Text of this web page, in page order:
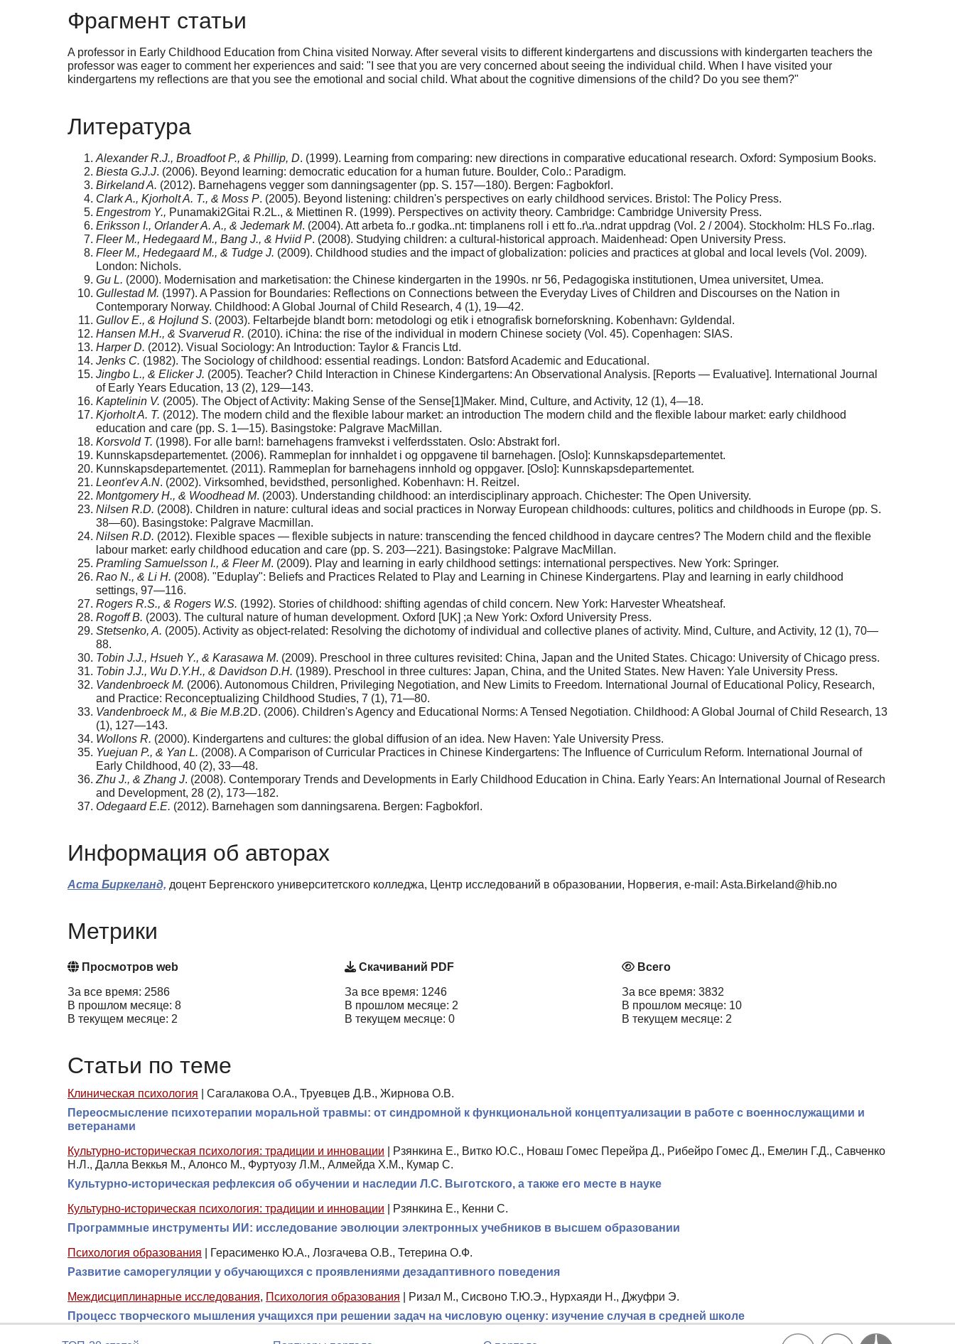
Фрагмент статьи
A professor in Early Childhood Education from China visited Norway. After several visits to different kindergartens and discussions with kindergarten teachers the
professor was eager to comment her experiences and said: "I see that you are very concerned about seeing the individual child. When I have visited your
kindergartens my reflections are that you see the emotional and social child. What about the cognitive dimensions of the child? Do you see them?"
Литература
Alexander R.J., Broadfoot P., & Phillip, D. (1999). Learning from comparing: new directions in comparative educational research. Oxford: Symposium Books.
Biesta G.J.J. (2006). Beyond learning: democratic education for a human future. Boulder, Colo.: Paradigm.
Birkeland A. (2012). Barnehagens vegger som danningsagenter (pp. S. 157—180). Bergen: Fagbokforl.
Clark A., Kjorholt A. T., & Moss P. (2005). Beyond listening: children's perspectives on early childhood services. Bristol: The Policy Press.
Engestrom Y., Punamaki2Gitai R.2L., & Miettinen R. (1999). Perspectives on activity theory. Cambridge: Cambridge University Press.
Eriksson I., Orlander A. A., & Jedemark M. (2004). Att arbeta fo..r godka..nt: timplanens roll i ett fo..r\a..ndrat uppdrag (Vol. 2 / 2004). Stockholm: HLS Fo..rlag.
Fleer M., Hedegaard M., Bang J., & Hviid P. (2008). Studying children: a cultural-historical approach. Maidenhead: Open University Press.
Fleer M., Hedegaard M., & Tudge J. (2009). Childhood studies and the impact of globalization: policies and practices at global and local levels (Vol. 2009).
London: Nichols.
Gu L. (2000). Modernisation and marketisation: the Chinese kindergarten in the 1990s. nr 56, Pedagogiska institutionen, Umea universitet, Umea.
Gullestad M. (1997). A Passion for Boundaries: Reflections on Connections between the Everyday Lives of Children and Discourses on the Nation in
Contemporary Norway. Childhood: A Global Journal of Child Research, 4 (1), 19—42.
Gullov E., & Hojlund S. (2003). Feltarbejde blandt born: metodologi og etik i etnografisk borneforskning. Kobenhavn: Gyldendal.
Hansen M.H., & Svarverud R. (2010). iChina: the rise of the individual in modern Chinese society (Vol. 45). Copenhagen: SIAS.
Harper D. (2012). Visual Sociology: An Introduction: Taylor & Francis Ltd.
Jenks C. (1982). The Sociology of childhood: essential readings. London: Batsford Academic and Educational.
Jingbo L., & Elicker J. (2005). Teacher? Child Interaction in Chinese Kindergartens: An Observational Analysis. [Reports — Evaluative]. International Journal
of Early Years Education, 13 (2), 129—143.
Kaptelinin V. (2005). The Object of Activity: Making Sense of the Sense[1]Maker. Mind, Culture, and Activity, 12 (1), 4—18.
Kjorholt A. T. (2012). The modern child and the flexible labour market: an introduction The modern child and the flexible labour market: early childhood
education and care (pp. S. 1—15). Basingstoke: Palgrave MacMillan.
Korsvold T. (1998). For alle barn!: barnehagens framvekst i velferdsstaten. Oslo: Abstrakt forl.
Kunnskapsdepartementet. (2006). Rammeplan for innhaldet i og oppgavene til barnehagen. [Oslo]: Kunnskapsdepartementet.
Kunnskapsdepartementet. (2011). Rammeplan for barnehagens innhold og oppgaver. [Oslo]: Kunnskapsdepartementet.
Leont'ev A.N. (2002). Virksomhed, bevidsthed, personlighed. Kobenhavn: H. Reitzel.
Montgomery H., & Woodhead M. (2003). Understanding childhood: an interdisciplinary approach. Chichester: The Open University.
Nilsen R.D. (2008). Children in nature: cultural ideas and social practices in Norway European childhoods: cultures, politics and childhoods in Europe (pp. S.
38—60). Basingstoke: Palgrave Macmillan.
Nilsen R.D. (2012). Flexible spaces — flexible subjects in nature: transcending the fenced childhood in daycare centres? The Modern child and the flexible
labour market: early childhood education and care (pp. S. 203—221). Basingstoke: Palgrave MacMillan.
Pramling Samuelsson I., & Fleer M. (2009). Play and learning in early childhood settings: international perspectives. New York: Springer.
Rao N., & Li H. (2008). "Eduplay": Beliefs and Practices Related to Play and Learning in Chinese Kindergartens. Play and learning in early childhood
settings, 97—116.
Rogers R.S., & Rogers W.S. (1992). Stories of childhood: shifting agendas of child concern. New York: Harvester Wheatsheaf.
Rogoff B. (2003). The cultural nature of human development. Oxford [UK] ;a New York: Oxford University Press.
Stetsenko, A. (2005). Activity as object-related: Resolving the dichotomy of individual and collective planes of activity. Mind, Culture, and Activity, 12 (1), 70—
88.
Tobin J.J., Hsueh Y., & Karasawa M. (2009). Preschool in three cultures revisited: China, Japan and the United States. Chicago: University of Chicago press.
Tobin J.J., Wu D.Y.H., & Davidson D.H. (1989). Preschool in three cultures: Japan, China, and the United States. New Haven: Yale University Press.
Vandenbroeck M. (2006). Autonomous Children, Privileging Negotiation, and New Limits to Freedom. International Journal of Educational Policy, Research,
and Practice: Reconceptualizing Childhood Studies, 7 (1), 71—80.
Vandenbroeck M., & Bie M.B.2D. (2006). Children's Agency and Educational Norms: A Tensed Negotiation. Childhood: A Global Journal of Child Research, 13
(1), 127—143.
Wollons R. (2000). Kindergartens and cultures: the global diffusion of an idea. New Haven: Yale University Press.
Yuejuan P., & Yan L. (2008). A Comparison of Curricular Practices in Chinese Kindergartens: The Influence of Curriculum Reform. International Journal of
Early Childhood, 40 (2), 33—48.
Zhu J., & Zhang J. (2008). Contemporary Trends and Developments in Early Childhood Education in China. Early Years: An International Journal of Research
and Development, 28 (2), 173—182.
Odegaard E.E. (2012). Barnehagen som danningsarena. Bergen: Fagbokforl.
Информация об авторах
Аста Биркеланд, доцент Бергенского университетского колледжа, Центр исследований в образовании, Норвегия, e-mail: Asta.Birkeland@hib.no
Метрики
Просмотров web
За все время: 2586
В прошлом месяце: 8
В текущем месяце: 2
Скачиваний PDF
За все время: 1246
В прошлом месяце: 2
В текущем месяце: 0
Всего
За все время: 3832
В прошлом месяце: 10
В текущем месяце: 2
Статьи по теме
Клиническая психология
Сагалакова О.А., Труевцев Д.В., Жирнова О.В.
Переосмысление психотерапии моральной травмы: от синдромной к функциональной концептуализации в работе с военнослужащими и
ветеранами
Культурно-историческая психология: традиции и инновации
Рзянкина Е., Витко Ю.С., Новаш Гомес Перейра Д., Рибейро Гомес Д., Емелин Г.Д., Савченко
Н.Л., Далла Веккья М., Алонсо М., Фуртуозу Л.М., Алмейда Х.М., Кумар С.
Культурно-историческая рефлексия об обучении и наследии Л.С. Выготского, а также его месте в науке
Культурно-историческая психология: традиции и инновации
Рзянкина Е., Кенни С.
Программные инструменты ИИ: исследование эволюции электронных учебников в высшем образовании
Психология образования
Герасименко Ю.А., Лозгачева О.В., Тетерина О.Ф.
Развитие саморегуляции у обучающихся с проявлениями дезадаптивного поведения
Междисциплинарные исследования, Психология образования
Ризал М., Сисвоно Т.Ю.Э., Нурхаяди Н., Джуфри Э.
Процесс творческого мышления учащихся при решении задач на числовую оценку: изучение случая в средней школе